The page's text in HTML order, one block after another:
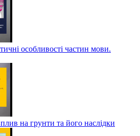
особливості частин мови.
на грунти та його наслідки